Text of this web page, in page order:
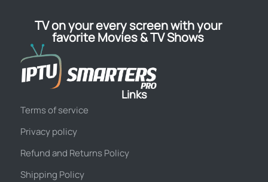
TV on your every screen with your
favorite Movies & TV Shows
Links
Terms of service
Privacy policy
Refund and Returns Policy
Shipping Policy